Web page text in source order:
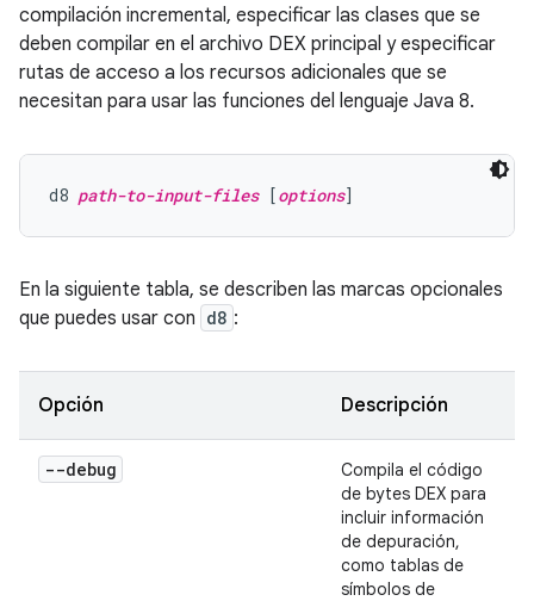
compilación incremental, especificar las clases que se
deben compilar en el archivo DEX principal y especificar
rutas de acceso a los recursos adicionales que se
necesitan para usar las funciones del lenguaje Java 8.
d8 path-to-input-files [options
En la siguiente tabla, se describen las marcas opcionales
que puedes usar con d8 :
Opción Descripción
--debug
Compila el código
de bytes DEX para
incluir información
de depuración,
como tablas de
símbolos de